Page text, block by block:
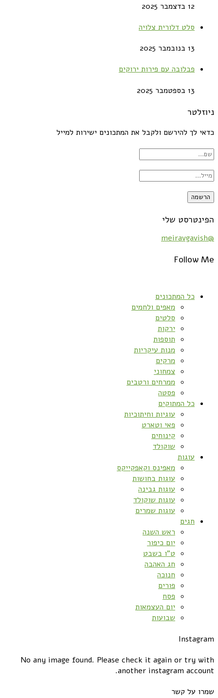
12 בדצמבר 2025
סלט דלורית צלויה
13 בנובמבר 2025
פבלובה עם פירות ירוקים
13 בספטמבר 2025
ניוזלטר
כדאי לך להירשם ולקבל את המתכונים ישירות למייל
הפינטרסט שלי
@meiravgavish
Follow Me
כל המתכונים
מאפים ולחמים
סלטים
ירקות
תוספות
מנות עיקריות
מרקים
צמחוני
ממרחים ורטבים
פסטה
כל המתוקים
עוגיות וחיתוכיות
פאי וטארט
קינוחים
שוקולד
עוגות
מאפינס וקאפקייקס
עוגות בחושות
עוגות גבינה
עוגות שוקולד
עוגות שמרים
חגים
ראש השנה
יום כיפור
ט”ו בשבט
חג האהבה
חנוכה
פורים
פסח
יום העצמאות
שבועות
Instagram
No any image found. Please check it again or try with
another instagram account.
שמרו על קשר